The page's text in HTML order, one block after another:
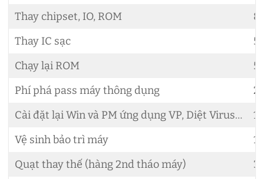
Thay chipset, IO, ROM
Thay IC sạc
Chạy lại ROM
Phí phá pass máy thông dụng
Cài đặt lại Win và PM ứng dụng VP, Diệt Virus…
Vệ sinh bảo trì máy
Quạt thay thế (hàng 2nd tháo máy)